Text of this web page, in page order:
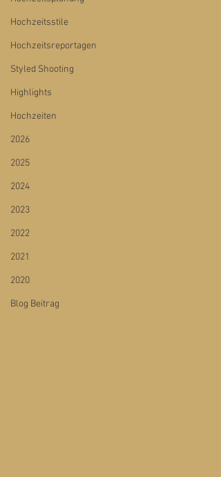
Hochzeitsstile
Hochzeitsreportagen
Styled Shooting
Highlights
Hochzeiten
2026
2025
2024
2023
2022
2021
2020
Blog Beitrag